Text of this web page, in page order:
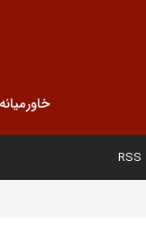
خاورمیانه
RSS